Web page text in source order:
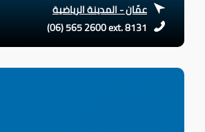
عمّان - المدينة الرياضية
(06) 565 2600 ext. 8131